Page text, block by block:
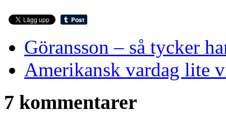
Göransson – så tycker
Amerikansk vardag lite
7 kommentarer